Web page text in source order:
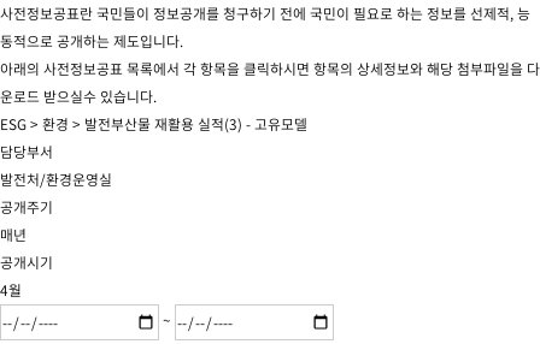
사전정보공표란 국민들이 정보공개를 청구하기 전에 국민이 필요로 하는 정보를 선제적, 능
동적으로 공개하는 제도입니다.
아래의 사전정보공표 목록에서 각 항목을 클릭하시면 항목의 상세정보와 해당 첨부파일을 다
운로드 받으실수 있습니다.
ESG > 환경 > 발전부산물 재활용 실적(3) - 고유모델
담당부서
발전처/환경운영실
공개주기
매년
공개시기
4월
~